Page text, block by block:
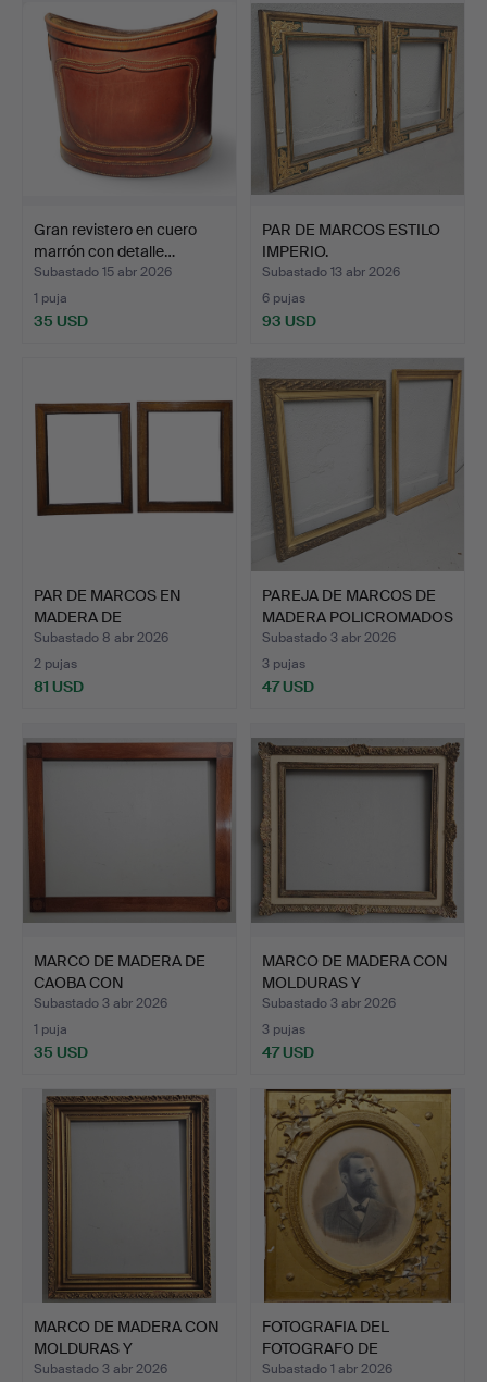
Gran revistero en cuero
marrón con detalle…
Subastado 15 abr 2026
1 puja
35 USD
PAR DE MARCOS ESTILO
IMPERIO.
INCRUSTACIÓN…
Subastado 13 abr 2026
6 pujas
93 USD
PAR DE MARCOS EN
MADERA DE
CHICARANDA CON …
Subastado 8 abr 2026
2 pujas
81 USD
PAREJA DE MARCOS DE
MADERA POLICROMADOS
EN…
Subastado 3 abr 2026
3 pujas
47 USD
MARCO DE MADERA DE
CAOBA CON
ORNAMENTACIÓN…
Subastado 3 abr 2026
1 puja
35 USD
MARCO DE MADERA CON
MOLDURAS Y
POLICROMIA.…
Subastado 3 abr 2026
3 pujas
47 USD
MARCO DE MADERA CON
MOLDURAS Y
POLICROMIA …
Subastado 3 abr 2026
FOTOGRAFIA DEL
FOTOGRAFO DE
NAPOLEON.
Subastado 1 abr 2026